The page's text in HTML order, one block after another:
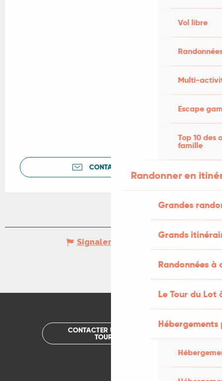
Vol libre
Multi-
Escape
Top 10 des
famille
Randonner en
Grandes
Grands
Randonnées
Le Tour du Lot
CONTACTEZ-NOUS
Signaler une erreur
CONTACTER UN OFFICE DE
TOURISME